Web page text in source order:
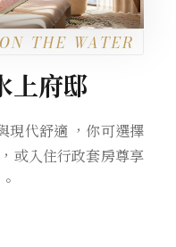
THE WATER
上府邸
現代舒適 ，你可選擇
或入住行政套房尊享